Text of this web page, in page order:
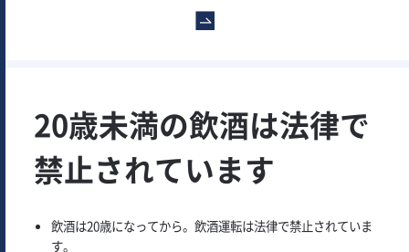
20歳未満の飲酒は法律で
禁止されています
飲酒は20歳になってから。飲酒運転は法律で禁止されていま
す。